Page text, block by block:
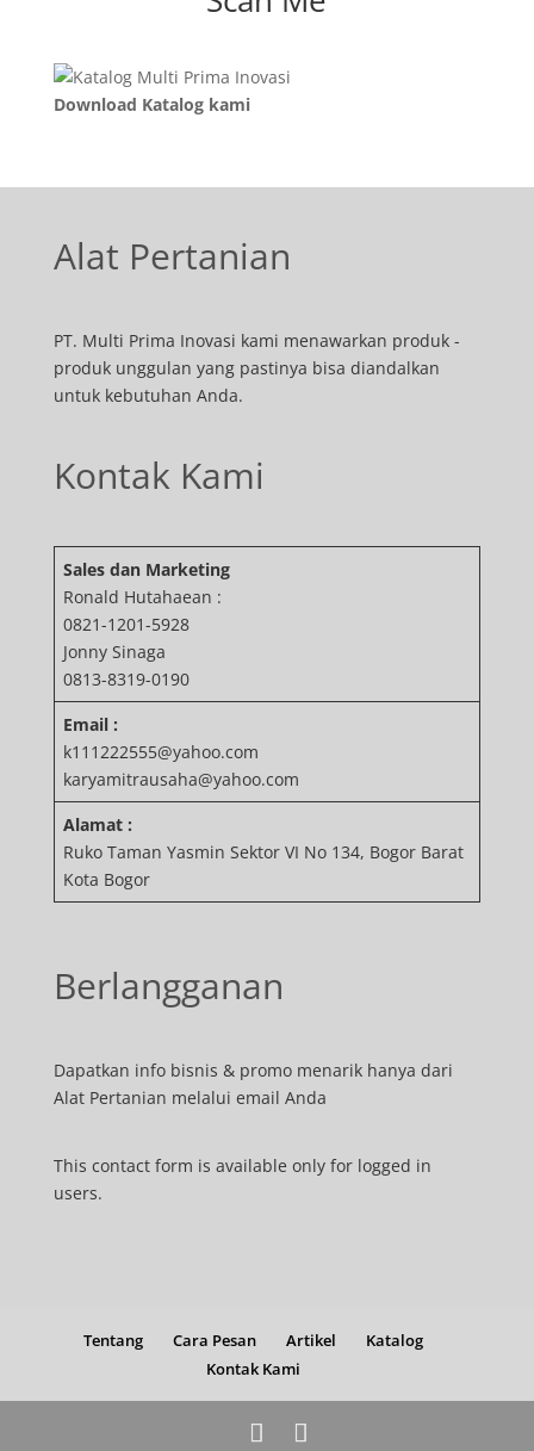
Download Katalog kami
Alat Pertanian
PT. Multi Prima Inovasi kami menawarkan produk -
produk unggulan yang pastinya bisa diandalkan
untuk kebutuhan Anda.
Kontak Kami
Sales dan Marketing
Ronald Hutahaean :
0821-1201-5928
Jonny Sinaga
0813-8319-0190
Email :
k111222555@yahoo.com
karyamitrausaha@yahoo.com
Alamat :
Ruko Taman Yasmin Sektor VI No 134, Bogor Barat
Kota Bogor
Berlangganan
Dapatkan info bisnis & promo menarik hanya dari
Alat Pertanian melalui email Anda
This contact form is available only for logged in
users.
Tentang Cara Pesan Artikel
Katalog
Kontak Kami